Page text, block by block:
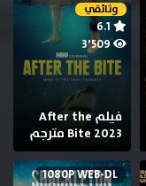
وثائقي
3٬509
فيلم After the
Bite 2023 مترجم
1080P WEB-DL